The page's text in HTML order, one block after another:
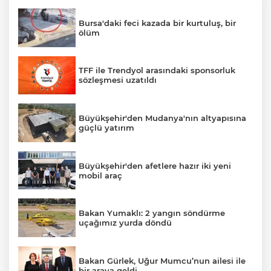
Bursa'daki feci kazada bir kurtuluş, bir
ölüm
TFF ile Trendyol arasındaki sponsorluk
sözleşmesi uzatıldı
Büyükşehir'den Mudanya'nın altyapısına
güçlü yatırım
Büyükşehir'den afetlere hazır iki yeni
mobil araç
Bakan Yumaklı: 2 yangın söndürme
uçağımız yurda döndü
Bakan Gürlek, Uğur Mumcu’nun ailesi ile